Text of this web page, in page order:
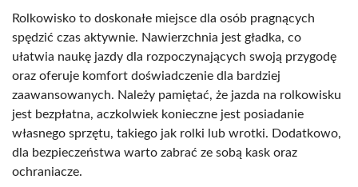
Rolkowisko to doskonałe miejsce dla osób pragnących
spędzić czas aktywnie. Nawierzchnia jest gładka, co
ułatwia naukę jazdy dla rozpoczynających swoją przygodę
oraz oferuje komfort doświadczenie dla bardziej
zaawansowanych. Należy pamiętać, że jazda na rolkowisku
jest bezpłatna, aczkolwiek konieczne jest posiadanie
własnego sprzętu, takiego jak rolki lub wrotki. Dodatkowo,
dla bezpieczeństwa warto zabrać ze sobą kask oraz
ochraniacze.